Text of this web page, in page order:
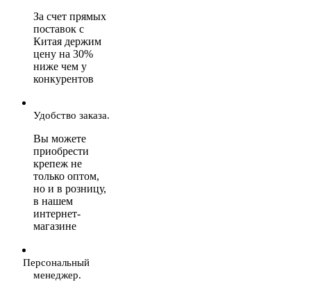
За счет прямых
поставок с
Китая держим
цену на 30%
ниже чем у
конкурентов
Удобство заказа.
Вы можете
приобрести
крепеж не
только оптом,
но и в розницу,
в нашем
интернет-
магазине
Персональный
менеджер.